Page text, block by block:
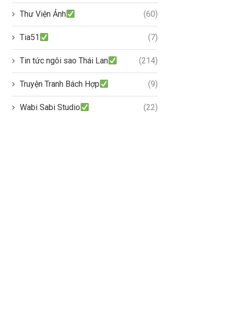
Thư Viện Ảnh (60)
Tia51 (7)
Tin tức ngôi sao Thái Lan (214)
Truyện Tranh Bách Hợp (9)
Wabi Sabi Studio (22)